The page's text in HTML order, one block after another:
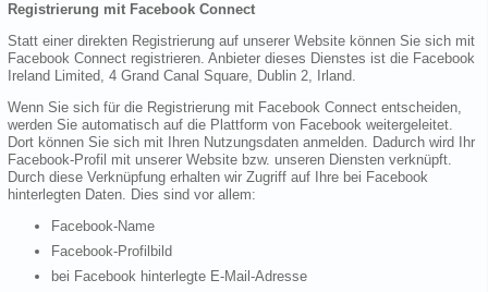
Registrierung mit Facebook Connect
Statt einer direkten Registrierung auf unserer Website können Sie sich mit
Facebook Connect registrieren. Anbieter dieses Dienstes ist die Facebook
Ireland Limited, 4 Grand Canal Square, Dublin 2, Irland.
Wenn Sie sich für die Registrierung mit Facebook Connect entscheiden,
werden Sie automatisch auf die Plattform von Facebook weitergeleitet.
Dort können Sie sich mit Ihren Nutzungsdaten anmelden. Dadurch wird Ihr
Facebook-Profil mit unserer Website bzw. unseren Diensten verknüpft.
Durch diese Verknüpfung erhalten wir Zugriff auf Ihre bei Facebook
hinterlegten Daten. Dies sind vor allem:
Facebook-Name
Facebook-Profilbild
bei Facebook hinterlegte E-Mail-Adresse